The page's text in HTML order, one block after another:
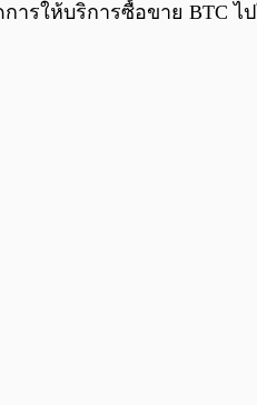
ารให้บริการซื้อขาย BTC ไ